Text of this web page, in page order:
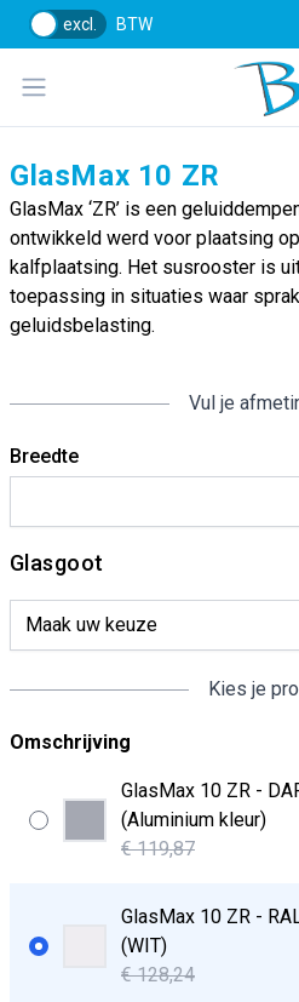
excl. BTW
Open menu
Bol
GlasMax 10 ZR
GlasMax ‘ZR’ is een
ontwikkeld werd voor plaatsing
kalfplaatsing. Het susrooster is
toepassing in situaties waar
geluidsbelasting.
Vul je
Breedte
Glasgoot
Kies je
Omschrijving
GlasMax 10 ZR -
(Aluminium kleur)
€ 119,87
GlasMax 10 ZR -
(WIT)
€ 128,24